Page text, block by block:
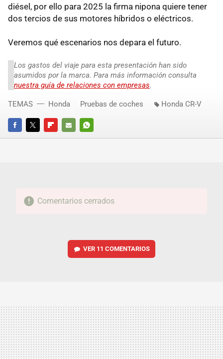
diésel, por ello para 2025 la firma nipona quiere tener
dos tercios de sus motores híbridos o eléctricos.
Veremos qué escenarios nos depara el futuro.
Los gastos del viaje para esta presentación han sido
asumidos por la marca. Para más información consulta
nuestra guía de relaciones con empresas.
FACEBOOKTWITTERFLIPBOARD
E-
WHATSAPP
TEMAS Honda Pruebas de coches Honda CR-V
Comentarios cerrados
VER 11 COMENTARIOS